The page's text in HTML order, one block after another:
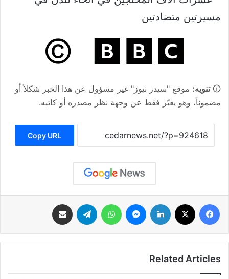
🛈تنويه: موقع "سيدر نيوز" غير مسؤول عن هذا الخبر شكلاً أو
مضموناً، وهو يعبّر فقط عن وجهة نظر مصدره أو كاتبه.
Copy URL
فيسبوك لينكدإن ماسنجر واتساب تيلقرام
Related Articles